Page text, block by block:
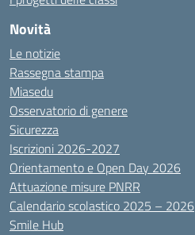
Novità
Le notizie
Rassegna stampa
Miasedu
Osservatorio di genere
Sicurezza
Iscrizioni 2026-2027
Orientamento e Open Day 2026
Attuazione misure PNRR
Calendario scolastico 2025 – 2026
Smile Hub